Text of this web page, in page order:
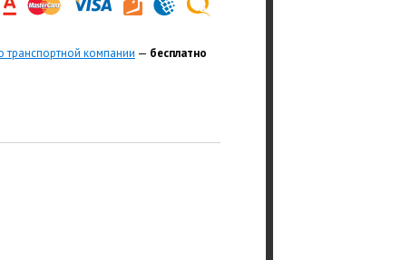
транспортной компании — бесплатно